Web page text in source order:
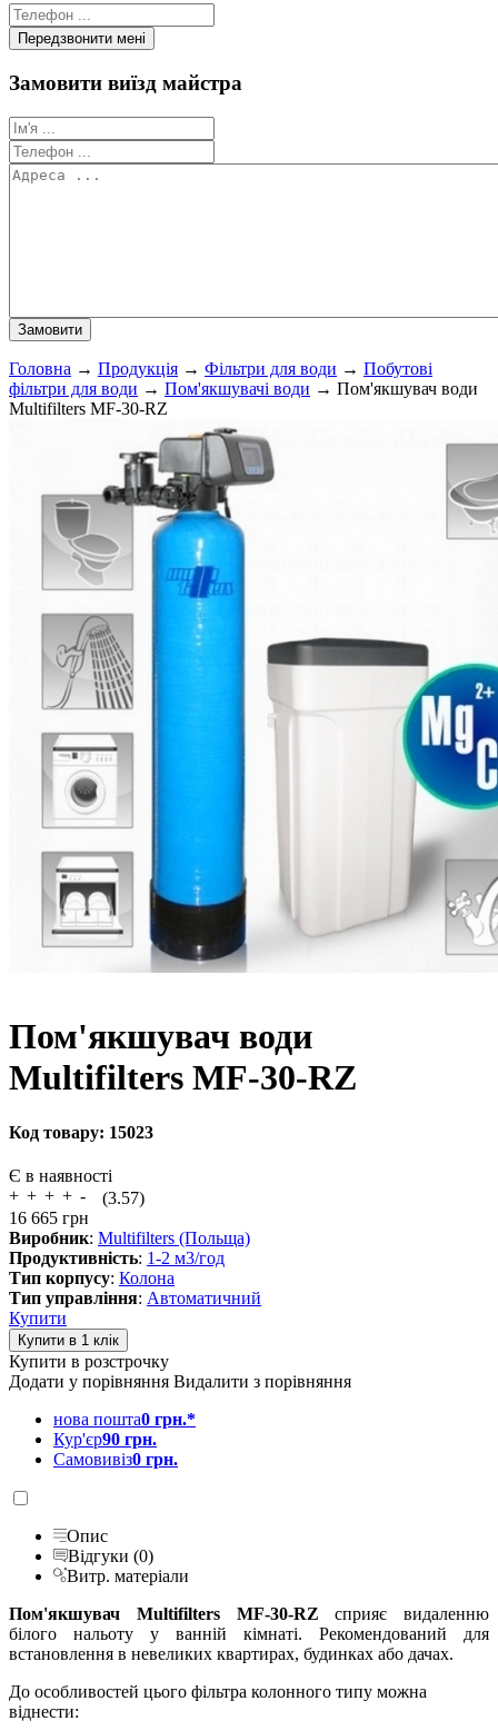
Замовити виїзд майстра
Головна → Продукція → Фільтри для води → Побутові
фільтри для води → Пом'якшувачі води → Пом'якшувач води
Multifilters MF-30-RZ
Пом'якшувач води
Multifilters MF-30-RZ
Код товару: 15023
Є в наявності
(3.57)
16 665 грн
Виробник: Multifilters (Польща)
Продуктивність: 1-2 м3/год
Тип корпусу: Колона
Тип управління: Автоматичний
Купити
Купити в розстрочку
Додати у порівняння Видалити з порівняння
нова пошта0 грн.*
Кур'єр90 грн.
Самовивіз0 грн.
Опис
Відгуки (0)
Витр. матеріали
Пом'якшувач Multifilters MF-30-RZ сприяє видаленню
білого нальоту у ванній кімнаті. Рекомендований для
встановлення в невеликих квартирах, будинках або дачах.
До особливостей цього фільтра колонного типу можна
віднести: